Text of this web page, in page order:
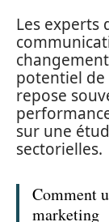
Les experts
potentiel
repose
sur une
sectorielles.
Comment
marketing